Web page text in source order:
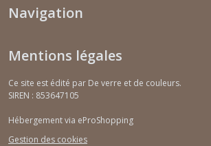
Navigation
Mentions légales
Ce site est édité par De verre et de couleurs.
SIREN : 853647105
Hébergement via eProShopping
Gestion des cookies